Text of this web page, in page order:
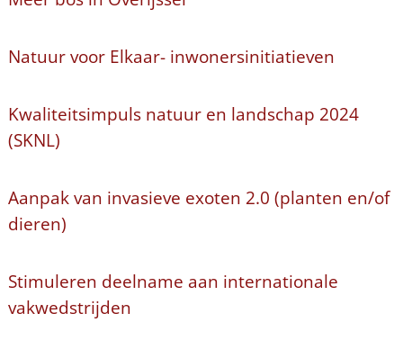
Natuur voor Elkaar- inwonersinitiatieven
Kwaliteitsimpuls natuur en landschap 2024
(SKNL)
Aanpak van invasieve exoten 2.0 (planten en/of
dieren)
Stimuleren deelname aan internationale
vakwedstrijden